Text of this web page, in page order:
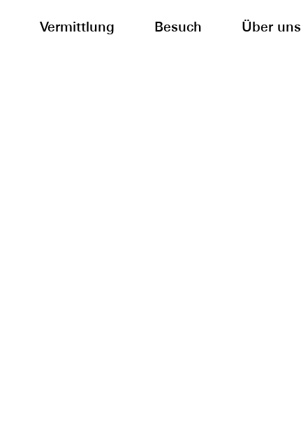
Vermittlung Besuch Über uns